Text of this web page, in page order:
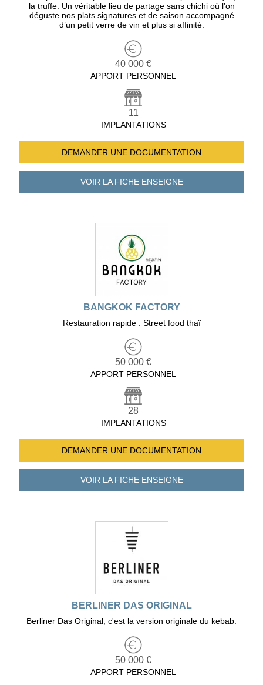
la truffe. Un véritable lieu de partage sans chichi où l’on
déguste nos plats signatures et de saison accompagné
d’un petit verre de vin et plus si affinité.
40 000 €
APPORT PERSONNEL
11
IMPLANTATIONS
DEMANDER UNE DOCUMENTATION
VOIR LA FICHEENSEIGNE
BANGKOK FACTORY
Restauration rapide : Street food thaï
50 000 €
APPORT PERSONNEL
28
IMPLANTATIONS
DEMANDER UNE DOCUMENTATION
VOIR LA FICHEENSEIGNE
BERLINER DAS ORIGINAL
Berliner Das Original, c'est la version originale du kebab.
50 000 €
APPORT PERSONNEL